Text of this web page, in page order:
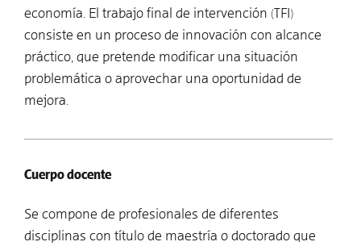
economía. El trabajo final de intervención (TFI)
consiste en un proceso de innovación con alcance
práctico, que pretende modificar una situación
problemática o aprovechar una oportunidad de
mejora.
Cuerpo docente
Se compone de profesionales de diferentes
disciplinas con título de maestría o doctorado que